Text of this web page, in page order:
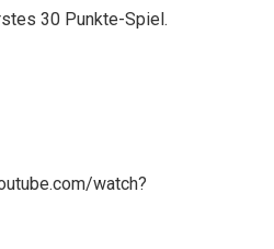
30 Punkte-Spiel.
watch?